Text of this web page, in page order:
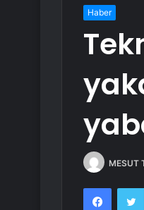
Haber
MESUT